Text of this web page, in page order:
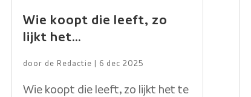
Wie koopt die leeft, zo
lijkt het…
door de Redactie 6 dec 2025
Wie koopt die leeft, zo lijkt het te